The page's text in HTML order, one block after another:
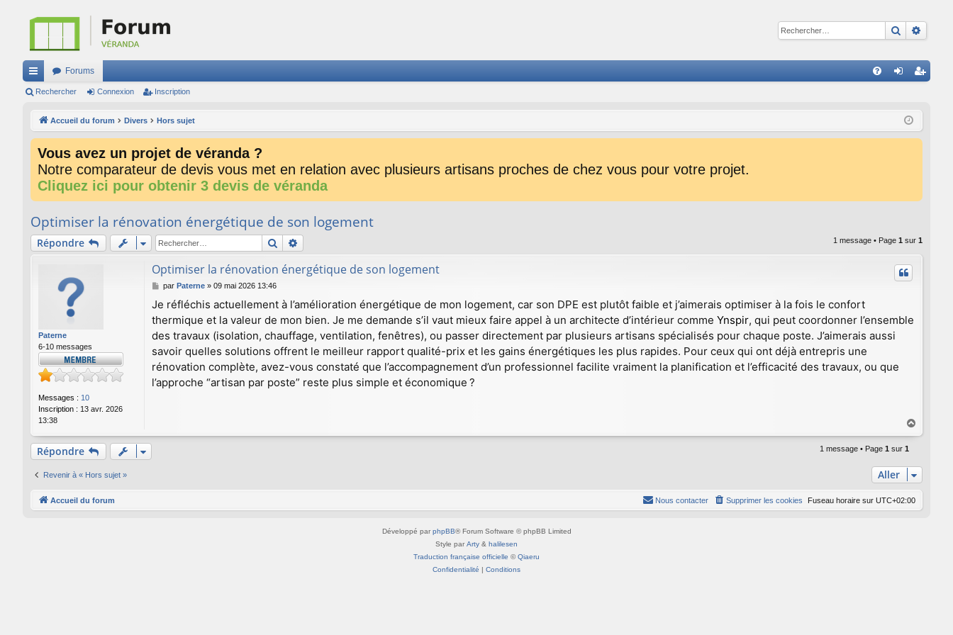
ac
Forums
cri
Rechercher Connexion Inscription
Accueil du forum Divers Hors sujet
Vous avez un projet de véranda ?
Notre comparateur de devis vous met en relation avec plusieurs artisans proches de chez vous pour votre projet.
Cliquez ici pour obtenir 3 devis de véranda
Optimiser la rénovation énergétique de son logement
Répondre Rechercher 1 message • Page 1 sur 1
Paterne
6-10 messages
Messages : 10
Inscription : 13 avr. 2026
13:38
Optimiser la rénovation énergétique de son logement
M
s
s
g
e
par Paterne» 09 mai 2026 13:46
Je réfléchis actuellement à l’amélioration énergétique de mon logement, car son DPE est plutôt faible et j’aimerais optimiser à la fois le confort
thermique et la valeur de mon bien. Je me demande s’il vaut mieux faire appel à un architecte d’intérieur comme Ynspir, qui peut coordonner l’ensemble
des travaux (isolation, chauffage, ventilation, fenêtres), ou passer directement par plusieurs artisans spécialisés pour chaque poste. J’aimerais aussi
savoir quelles solutions offrent le meilleur rapport qualité-prix et les gains énergétiques les plus rapides. Pour ceux qui ont déjà entrepris une
rénovation complète, avez-vous constaté que l’accompagnement d’un professionnel facilite vraiment la planification et l’efficacité des travaux, ou que
l’approche “artisan par poste” reste plus simple et économique ?
a
Répondre 1 message • Page 1 sur 1
Revenir à « Hors sujet » Aller
Accueil du forum Fuseau horaire sur UTC+02:00
Supprimer les cookies
Nous contacter
Développé par phpBB® Forum Software © phpBB Limited
Style par Arty & halilesen
Traduction française officielle ©Qiaeru
Confidentialité | Conditions